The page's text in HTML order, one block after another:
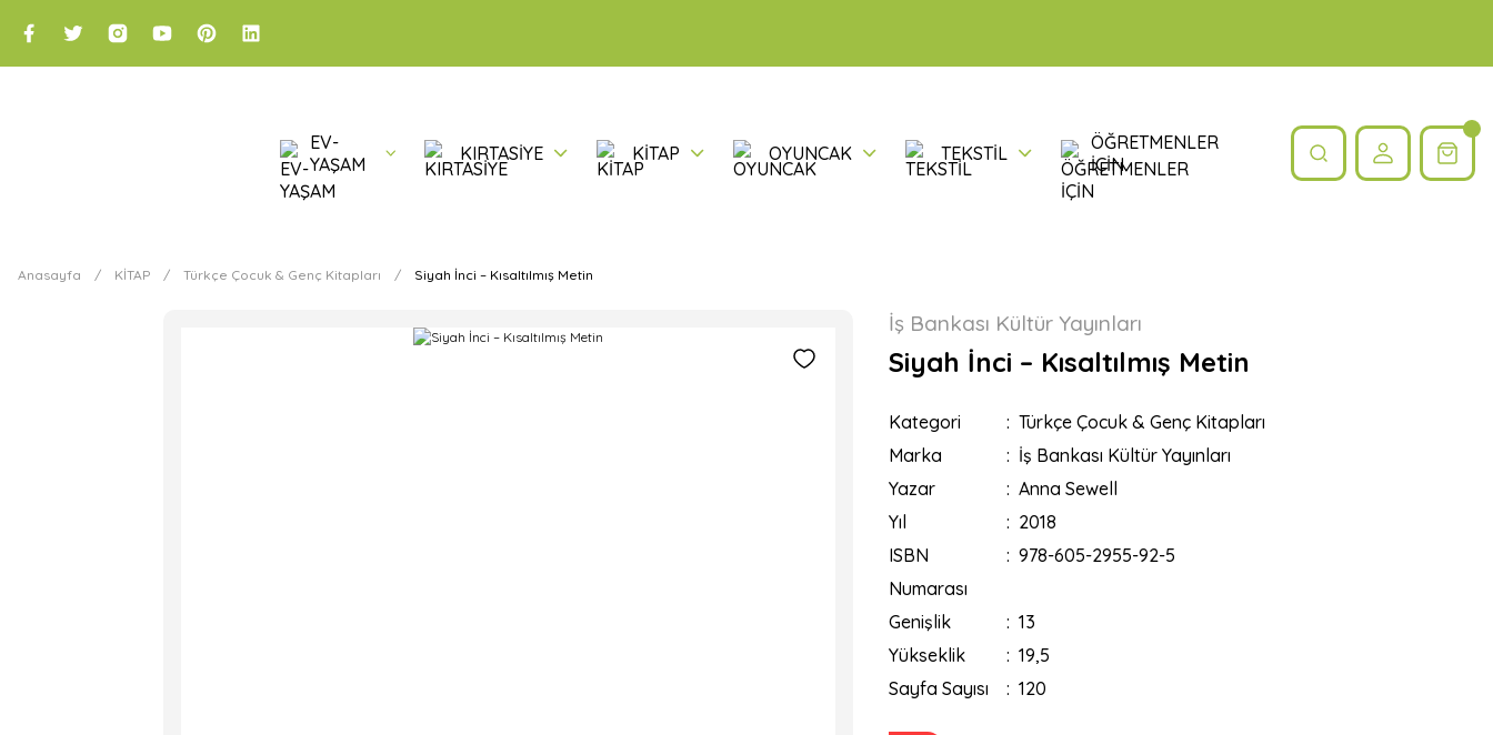
EV-
YAŞAM
KIRTASİYE KİTAP OYUNCAK TEKSTİL
ÖĞRETMENLER
İÇİN
Anasayfa KİTAP Türkçe Çocuk & Genç Kitapları Siyah İnci – Kısaltılmış Metin
İş Bankası Kültür Yayınları
Siyah İnci – Kısaltılmış Metin
Kategori
Türkçe Çocuk & Genç Kitapları
Marka
İş Bankası Kültür Yayınları
Yazar
Anna Sewell
Yıl
2018
ISBN
Numarası
978-605-2955-92-5
Genişlik
13
Yükseklik
19,5
Sayfa Sayısı
120